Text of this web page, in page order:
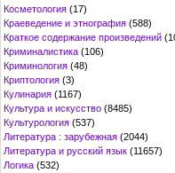
Косметология (17)
Краеведение и этнография (588)
Краткое содержание произведений
Криминалистика (106)
Криминология (48)
Криптология (3)
Кулинария (1167)
Культура и искусство (8485)
Культурология (537)
Литература : зарубежная (2044)
Литература и русский язык (11657)
Логика (532)